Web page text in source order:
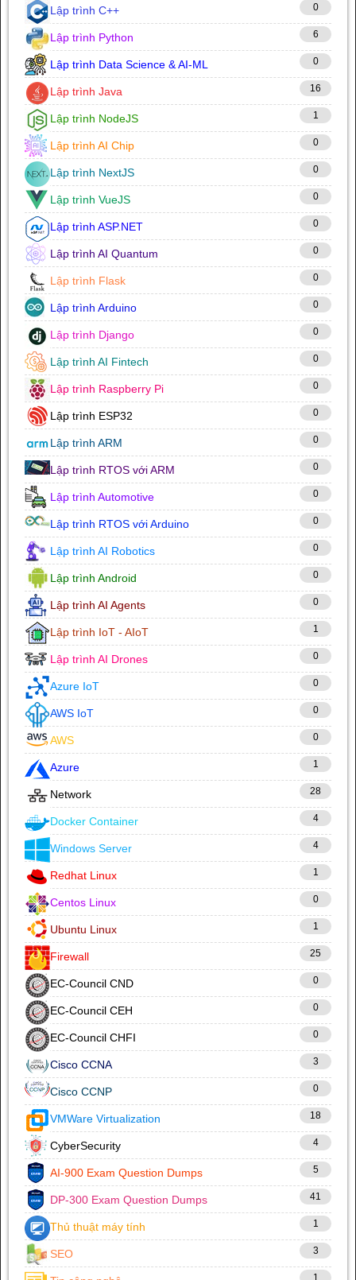
Lập trình C++ 0
Lập trình Python 6
Lập trình Data Science & AI-ML 0
Lập trình Java 16
Lập trình NodeJS 1
Lập trình AI Chip 0
Lập trình NextJS 0
Lập trình VueJS 0
Lập trình ASP.NET 0
Lập trình AI Quantum 0
Lập trình Flask 0
Lập trình Arduino 0
Lập trình Django 0
Lập trình AI Fintech 0
Lập trình Raspberry Pi 0
Lập trình ESP32 0
Lập trình ARM 0
Lập trình RTOS với ARM 0
Lập trình Automotive 0
Lập trình RTOS với Arduino 0
Lập trình AI Robotics 0
Lập trình Android 0
Lập trình AI Agents 0
Lập trình IoT - AIoT 1
Lập trình AI Drones 0
Azure IoT 0
AWS IoT 0
AWS 0
Azure 1
Network 28
Docker Container 4
Windows Server 4
Redhat Linux 1
Centos Linux 0
Ubuntu Linux 1
Firewall 25
EC-Council CND 0
EC-Council CEH 0
EC-Council CHFI 0
Cisco CCNA 3
Cisco CCNP 0
VMWare Virtualization 18
CyberSecurity 4
AI-900 Exam Question Dumps 5
DP-300 Exam Question Dumps 41
Thủ thuật máy tính 1
SEO 3
1